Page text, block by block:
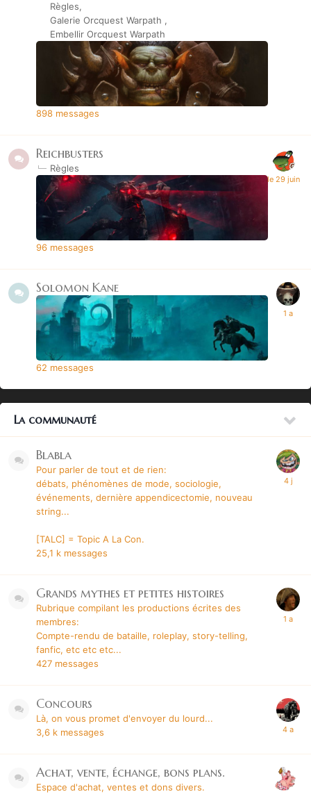
Règles
Galerie Orcquest Warpath
Embellir Orcquest Warpath
898 messages
Reichbusters
Règles
96 messages
Solomon Kane
62 messages
La communauté
Blabla
Pour parler de tout et de rien:
débats, phénomènes de mode, sociologie,
événements, dernière appendicectomie, nouveau
string...
[TALC] = Topic A La Con.
25,1 k messages
Grands mythes et petites histoires
Rubrique compilant les productions écrites des
membres:
Compte-rendu de bataille, roleplay, story-telling,
fanfic, etc etc etc...
427 messages
Concours
Là, on vous promet d'envoyer du lourd...
3,6 k messages
Achat, vente, échange, bons plans.
Espace d'achat, ventes et dons divers.